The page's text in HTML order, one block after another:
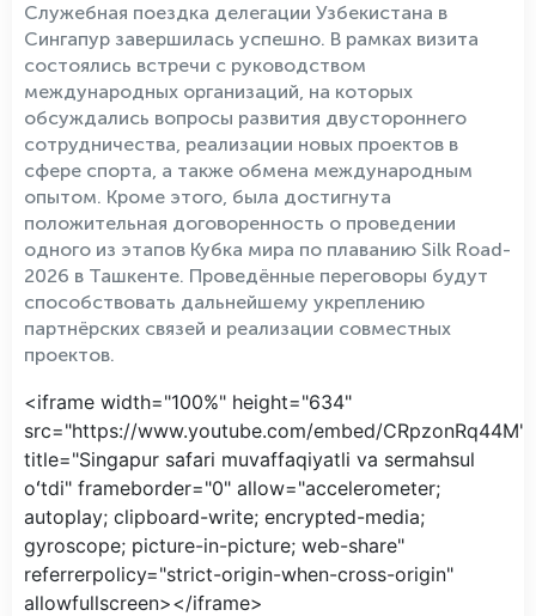
Служебная поездка делегации Узбекистана в
Сингапур завершилась успешно. В рамках визита
состоялись встречи с руководством
международных организаций, на которых
обсуждались вопросы развития двустороннего
сотрудничества, реализации новых проектов в
сфере спорта, а также обмена международным
опытом. Кроме этого, была достигнута
положительная договоренность о проведении
одного из этапов Кубка мира по плаванию Silk Road-
2026 в Ташкенте. Проведённые переговоры будут
способствовать дальнейшему укреплению
партнёрских связей и реализации совместных
проектов.
<iframe width="100%" height="634"
src="https://www.youtube.com/embed/CRpzonRq44M"
title="Singapur safari muvaffaqiyatli va sermahsul
oʻtdi" frameborder="0" allow="accelerometer;
autoplay; clipboard-write; encrypted-media;
gyroscope; picture-in-picture; web-share"
referrerpolicy="strict-origin-when-cross-origin"
allowfullscreen></iframe>